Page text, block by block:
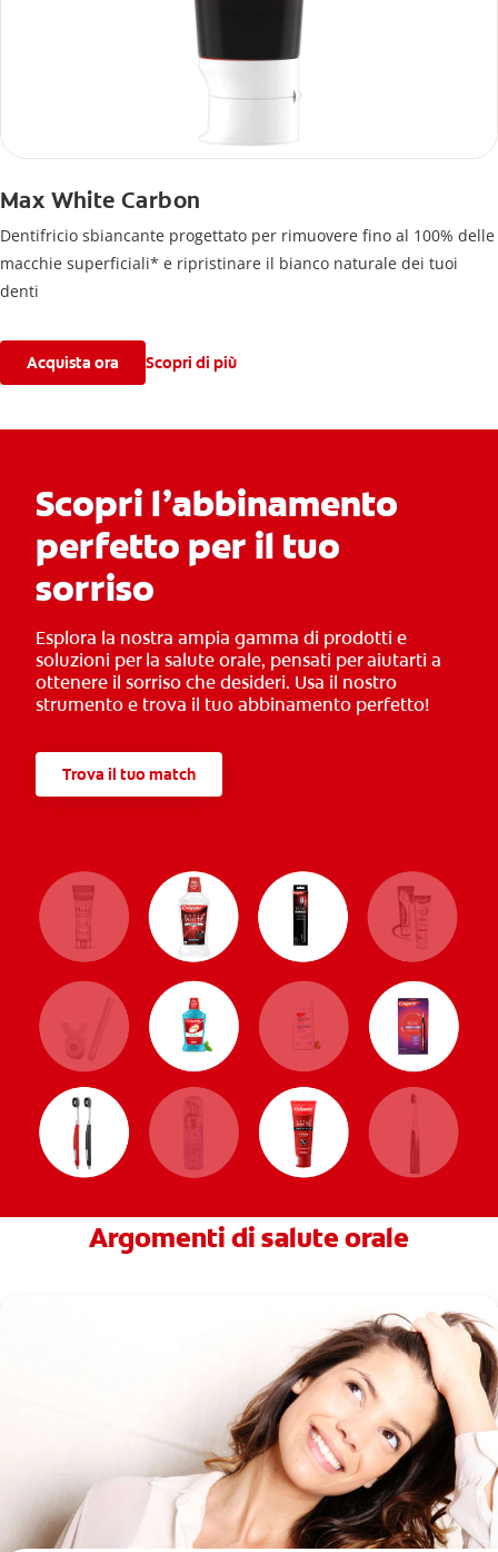
Max White Carbon
Dentifricio sbiancante progettato per rimuovere fino al 100% delle
macchie superficiali* e ripristinare il bianco naturale dei tuoi
denti
Acquista ora Scopri di più
Scopri l’abbinamento
perfetto per il tuo
sorriso
Esplora la nostra ampia gamma di prodotti e
soluzioni per la salute orale, pensati per aiutarti a
ottenere il sorriso che desideri. Usa il nostro
strumento e trova il tuo abbinamento perfetto!
Trova il tuo match
Argomenti di salute orale